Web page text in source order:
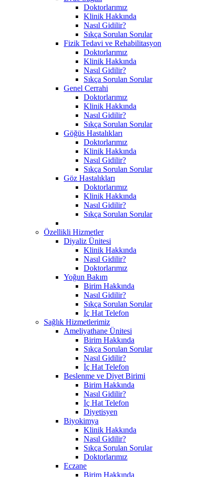
Doktorlarımız
Klinik Hakkında
Nasıl Gidilir?
Sıkça Sorulan Sorular
Fizik Tedavi ve Rehabilitasyon
Doktorlarımız
Klinik Hakkında
Nasıl Gidilir?
Sıkça Sorulan Sorular
Genel Cerrahi
Doktorlarımız
Klinik Hakkında
Nasıl Gidilir?
Sıkça Sorulan Sorular
Göğüs Hastalıkları
Doktorlarımız
Klinik Hakkında
Nasıl Gidilir?
Sıkça Sorulan Sorular
Göz Hastalıkları
Doktorlarımız
Klinik Hakkında
Nasıl Gidilir?
Sıkça Sorulan Sorular
Özellikli Hizmetler
Diyaliz Ünitesi
Klinik Hakkında
Nasıl Gidilir?
Doktorlarımız
Yoğun Bakım
Birim Hakkında
Nasıl Gidilir?
Sıkça Sorulan Sorular
İç Hat Telefon
Sağlık Hizmetlerimiz
Ameliyathane Ünitesi
Birim Hakkında
Sıkça Sorulan Sorular
Nasıl Gidilir?
İç Hat Telefon
Beslenme ve Diyet Birimi
Birim Hakkında
Nasıl Gidilir?
İç Hat Telefon
Diyetisyen
Biyokimya
Klinik Hakkında
Nasıl Gidilir?
Sıkça Sorulan Sorular
Doktorlarımız
Eczane
Birim Hakkında